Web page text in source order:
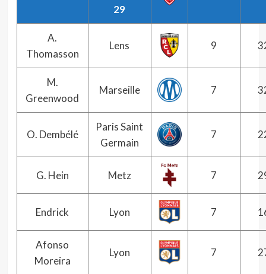
29
A.
Thomasson
Lens 9
M.
Greenwood
Marseille 7
O. Dembélé
Paris Saint
Germain
7
G. Hein Metz 7
Endrick Lyon 7
Afonso
Moreira
Lyon 7